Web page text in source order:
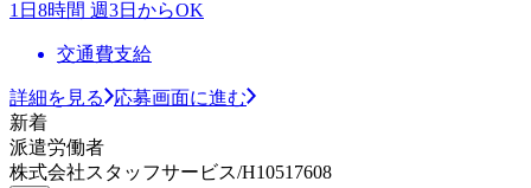
1日8時間 週3日からOK
交通費支給
詳細を見る
応募画面に進む
新着
派遣労働者
株式会社スタッフサービス/H10517608